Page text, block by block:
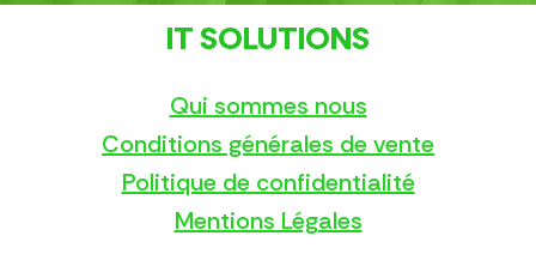
IT SOLUTIONS
Qui sommes nous
Conditions générales de vente
Politique de confidentialité
Mentions Légales